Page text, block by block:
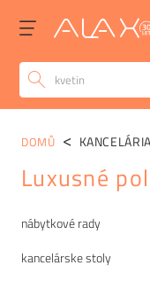
Kategórie
nábytkové rady
kancelárske stoly
DOMŮ KANCELÁRIA
Luxusné